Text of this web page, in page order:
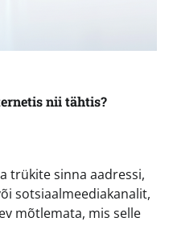
nii tähtis?
trükite sinna aadressi,
sotsiaalmeediakanalit,
mõtlemata, mis selle